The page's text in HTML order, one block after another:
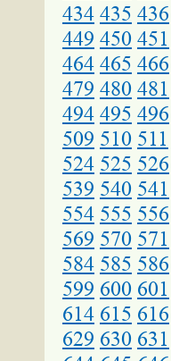
434 435 436
449 450 451
464 465 466
479 480 481
494 495 496
509 510 511
524 525 526
539 540 541
554 555 556
569 570 571
584 585 586
599 600 601
614 615 616
629 630 631